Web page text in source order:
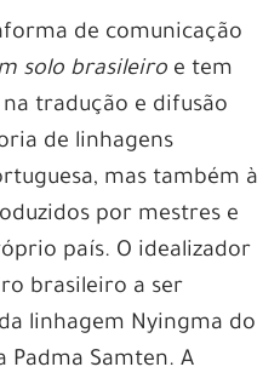
de comunicação
solo brasileiroe tem
tradução e difusão
de linhagens
mas também à
por mestres e
país. O idealizador
brasileiro a ser
linhagem Nyingma do
Padma Samten. A